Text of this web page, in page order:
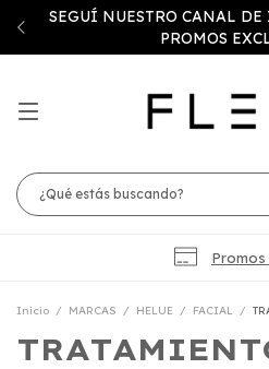
SEGUÍ NUESTRO CANAL
PROMOS
Inicio / MARCAS / HELUE / FACIAL /